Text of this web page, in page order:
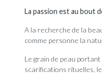
La passion est au bout
A la recherche de la
comme personne la
Le grain de peau
scarifications rituelles,